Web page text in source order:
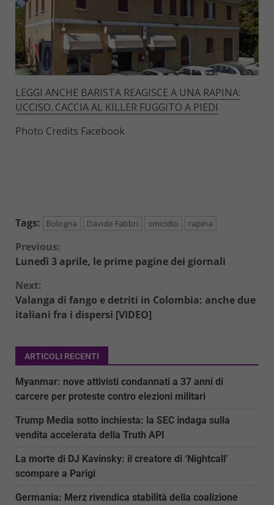
LEGGI ANCHE BARISTA REAGISCE A UNA RAPINA:
UCCISO. CACCIA AL KILLER FUGGITO A PIEDI
Photo Credits Facebook
Tags: Bologna Davide Fabbri omicidio rapina
Continue
Reading
Previous:
Lunedì 3 aprile, le prime pagine dei giornali
Next:
Valanga di fango e detriti in Colombia: anche due
italiani fra i dispersi [VIDEO]
ARTICOLI RECENTI
Myanmar: nove attivisti condannati a 37 anni di
carcere per proteste contro elezioni militari
Trump Media sotto inchiesta: la SEC indaga sulla
vendita accelerata della Truth API
La morte di DJ Kavinsky: il creatore di ‘Nightcall’
scompare a Parigi
Germania: Merz rivendica stabilità della coalizione